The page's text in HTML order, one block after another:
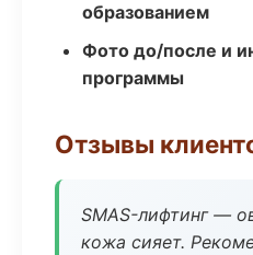
образованием
Фото до/после и
программы
Отзывы
SMAS-лифтинг —
кожа сияет.